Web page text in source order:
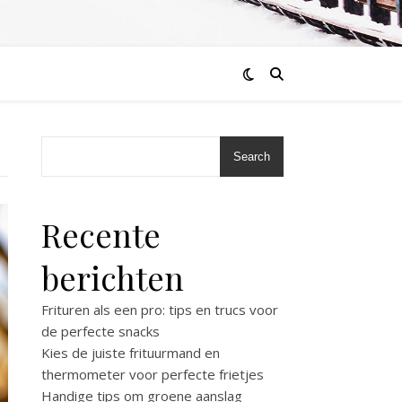
Search
Recente
berichten
Frituren als een pro: tips en trucs voor
de perfecte snacks
Kies de juiste frituurmand en
thermometer voor perfecte frietjes
Handige tips om groene aanslag